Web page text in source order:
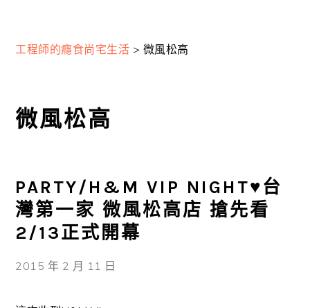
工程師的癮食尚宅生活 > 微風松高
微風松高
PARTY/H&M VIP NIGHT♥台
灣第一家 微風松高店 搶先看
2/13正式開幕
2015 年 2 月 11 日